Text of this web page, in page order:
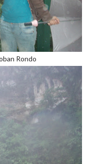
Rondo